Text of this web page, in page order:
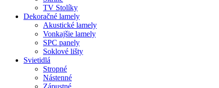
TV Stolíky
Dekoračné lamely
Akustické lamely
Vonkajšie lamely
SPC panely
Soklové lišty
Svietidlá
Stropné
Nástenné
Zápustné